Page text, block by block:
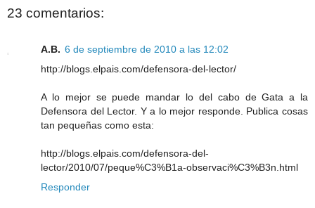
23 comentarios:
A.B. 6 de septiembre de 2010 a las 12:02
http://blogs.elpais.com/defensora-del-lector/
A lo mejor se puede mandar lo del cabo de Gata a la
Defensora del Lector. Y a lo mejor responde. Publica cosas
tan pequeñas como esta:
http://blogs.elpais.com/defensora-del-
lector/2010/07/peque%C3%B1a-observaci%C3%B3n.html
Responder